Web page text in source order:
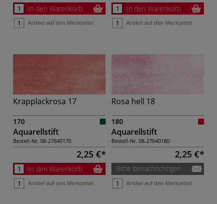
In den Warenkorb
Artikel auf den Merkzettel
In den Warenkorb
Artikel auf den Merkzettel
Krapplackrosa 17
170
Aquarellstift
Bestell-Nr. 08-27640170
2,25 €
In den Warenkorb
Artikel auf den Merkzettel
Rosa hell 18
180
Aquarellstift
Bestell-Nr. 08-27640180
2,25 €
Bitte benachrichtigen
Artikel auf den Merkzettel